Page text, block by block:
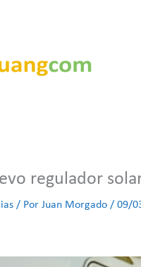
regulador
/ Por Juan Morgado / 09/